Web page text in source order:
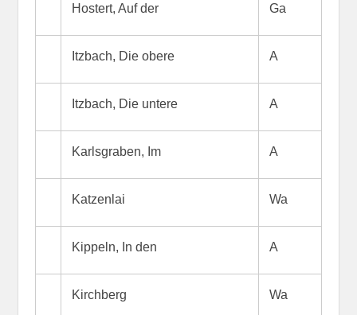
Hostert, Auf der Ga
Itzbach, Die obere A
Itzbach, Die untere A
Karlsgraben, Im A
Katzenlai Wa
Kippeln, In den A
Kirchberg Wa